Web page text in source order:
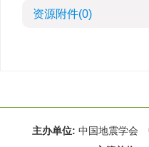
资源附件(0)
主办单位: 中国地震学会